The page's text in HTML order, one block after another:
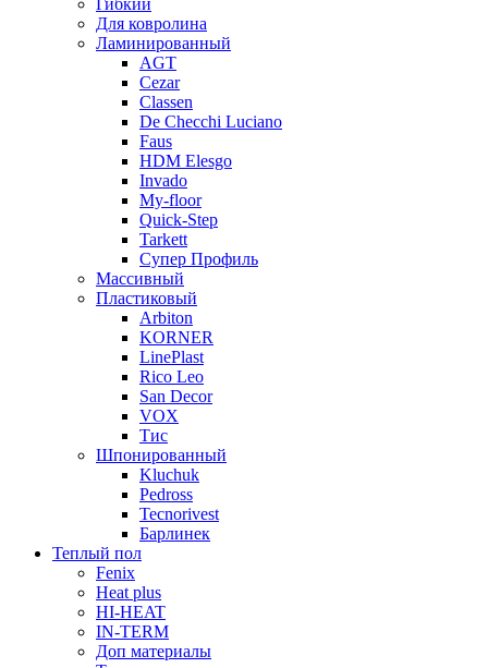
Для ковролина
Ламинированный
AGT
Cezar
Classen
De Checchi Luciano
Faus
HDM Elesgo
Invado
My-floor
Quick-Step
Tarkett
Супер Профиль
Массивный
Пластиковый
Arbiton
KORNER
LinePlast
Rico Leo
San Decor
VOX
Тис
Шпонированный
Kluchuk
Pedross
Tecnorivest
Барлинек
Теплый пол
Fenix
Heat plus
HI-HEAT
IN-TERM
Доп материалы